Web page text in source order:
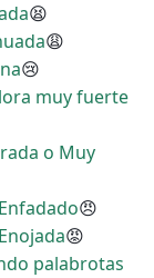
😫
😩
😢
muy fuerte
o Muy
😠
😡
palabrotas